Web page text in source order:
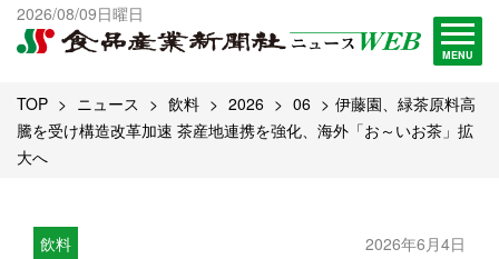
2026/08/09日曜日
MENU
出版物一覧へ
試読・購読申し込み
TOP ニュース 飲料 2026 06
伊藤園、緑茶原料高
騰を受け構造改革加速 茶産地連携を強化、海外「お～いお茶」拡
大へ
飲料 2026年6月4日